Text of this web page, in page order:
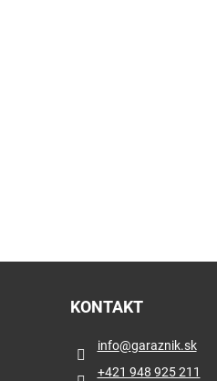
KONTAKT
info@garaznik.sk
+421 948 925 211